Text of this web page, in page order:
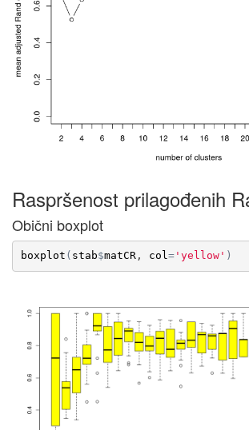
Raspršenost prilagođenih
Obični boxplot
boxplot ( stab$matCR, col='yellow' )